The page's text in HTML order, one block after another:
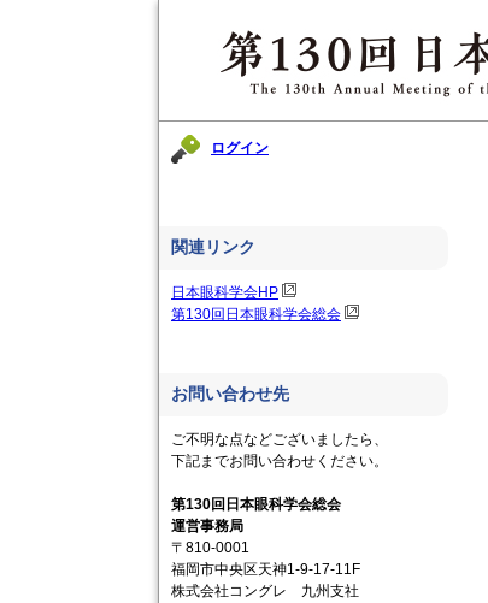
ログイン
関連リンク
日本眼科学会HP
第130回日本眼科学会総会
お問い合わせ先
ご不明な点などございましたら、
下記までお問い合わせください。
第130回日本眼科学会総会
運営事務局
〒810-0001
福岡市中央区天神1-9-17-11F
株式会社コングレ 九州支社